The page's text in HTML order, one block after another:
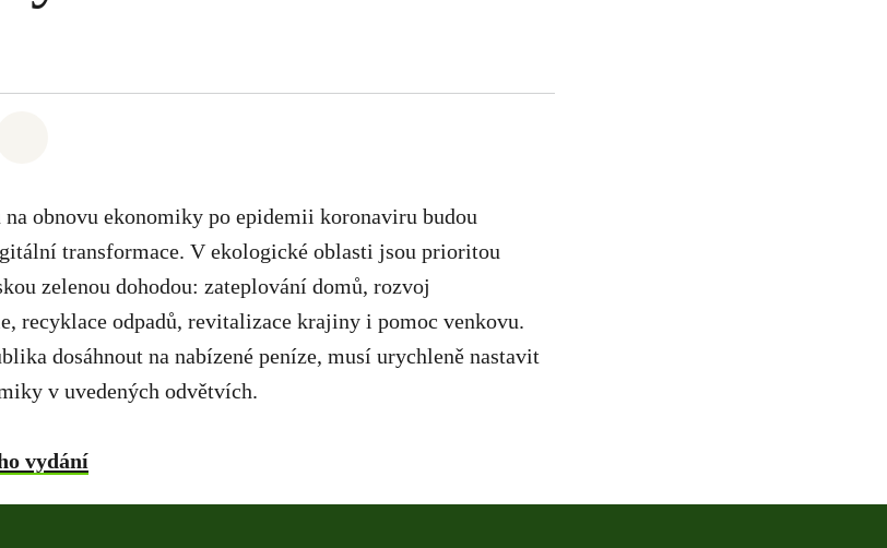
na obnovu ekonomiky po epidemii koronaviru budou
transformace. V ekologické oblasti jsou prioritou
zelenou dohodou: zateplování domů, rozvoj
recyklace odpadů, revitalizace krajiny i pomoc venkovu.
dosáhnout na nabízené peníze, musí urychleně nastavit
v uvedených odvětvích.
vydání